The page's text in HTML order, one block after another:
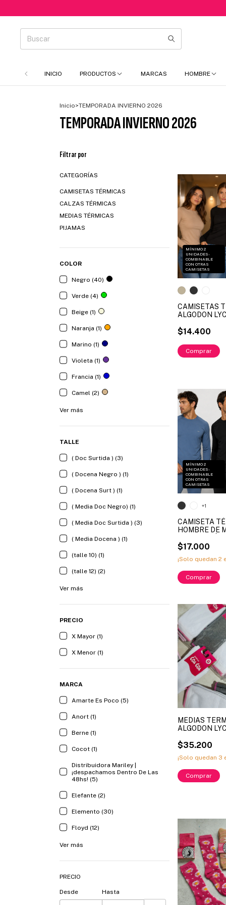
INICIO PRODUCTOS MARCAS HOMBRE
Inicio>TEMPORADA INVIERNO 2026
TEMPORADA INVIERNO 2026
Filtrar por
CATEGORÍAS
CAMISETAS TÉRMICAS
CALZAS TÉRMICAS
MEDIAS TÉRMICAS
PIJAMAS
COLOR
Negro (40)
Verde (4)
Beige (1)
Naranja (1)
Marino (1)
Violeta (1)
Francia (1)
Camel (2)
Ver más
TALLE
( Doc Surtida ) (3)
( Docena Negro ) (1)
( Docena Surt ) (1)
( Media Doc Negro) (1)
( Media Doc Surtida ) (3)
( Media Docena ) (1)
(talle 10) (1)
(talle 12) (2)
Ver más
PRECIO
X Mayor (1)
X Menor (1)
MARCA
Amarte Es Poco (5)
Anort (1)
Berne (1)
Cocot (1)
Distribuidora Mariley |
¡despachamos Dentro De Las
48hs! (5)
Elefante (2)
Elemento (30)
Floyd (12)
Ver más
PRECIO
Desde Hasta
MÍNIMO 2
UNIDADES -
COMBINABLE
CON OTRAS
CAMISETAS
CAMISETAS
ALGODON
TALLES (S - M
$14.400
Comprar
MÍNIMO 2
UNIDADES -
COMBINABLE
CON OTRAS
CAMISETAS
CAMISETA
HOMBRE DE
(X MAYOR)
$17.000
¡Solo quedan2
+1
Comprar
MEDIAS
ALGODON
ART.
$35.200
¡Solo quedan 3
Comprar